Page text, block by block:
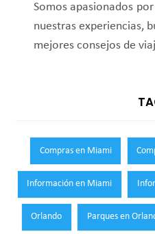
Somos apasionados
nuestras experiencias,
mejores consejos de
Compras en Miami
Información en Miami
Orlando Parques en